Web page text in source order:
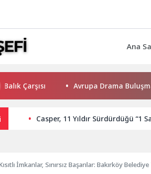
Ana
Avrupa Drama Buluşmaları
Casper, 11 Yıldır Sürdürdüğü “1
İmkanlar, Sınırsız Başarılar: Bakırköy